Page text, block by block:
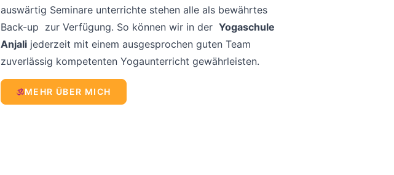
auswärtig Seminare unterrichte stehen alle als bewährtes
Back-up zur Verfügung. So können wir in der Yogaschule
Anjali jederzeit mit einem ausgesprochen guten Team
zuverlässig kompetenten Yogaunterricht gewährleisten.
MEHR ÜBER MICH